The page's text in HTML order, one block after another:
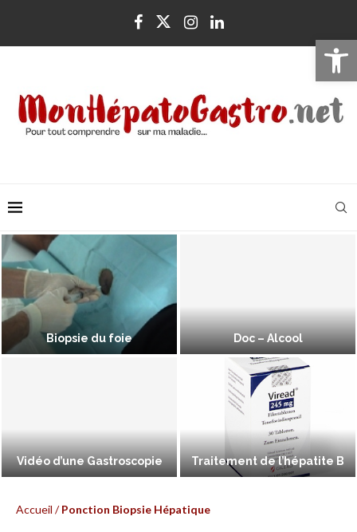
Ouvrir
Biopsie du foie Doc – Alcool
Vidéo d’une Gastroscopie Traitement de l’hépatite B
Accueil /Ponction Biopsie Hépatique